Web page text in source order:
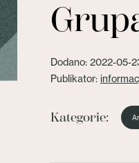
Dodano: 2022-05-
Publikator:
Kategorie: